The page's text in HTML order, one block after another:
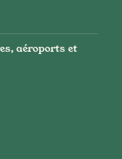
aéroports et